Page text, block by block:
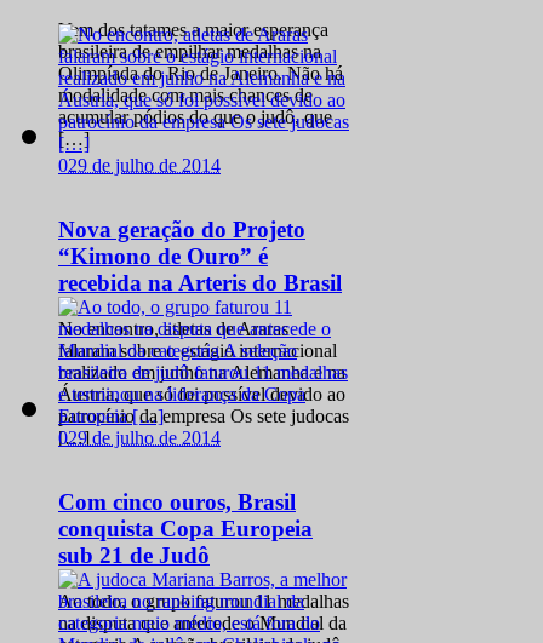
Vem dos tatames a maior esperança
brasileira de empilhar medalhas na
Olimpíada do Rio de Janeiro. Não há
modalidade com mais chances de
acumular pódios do que o judô, que
[…]
029 de julho de 2014
Nova geração do Projeto
“Kimono de Ouro” é
recebida na Arteris do Brasil
No encontro, atletas de Araras
falaram sobre o estágio internacional
realizado em junho na Alemanha e na
Áustria, que só foi possível devido ao
patrocínio da empresa Os sete judocas
[…]
029 de julho de 2014
Com cinco ouros, Brasil
conquista Copa Europeia
sub 21 de Judô
Ao todo, o grupo faturou 11 medalhas
na disputa que antecede o Mundial da